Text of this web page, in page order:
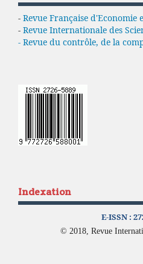
- Revue Française d'Economie
- Revue Internationale des
- Revue du contrôle, de la
Indexation
E-ISSN :
© 2018, Revue